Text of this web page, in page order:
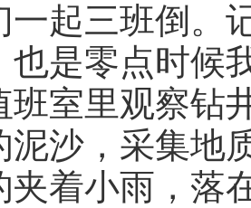
一起三班倒。
也是零点时
班室里观察钻
泥沙，采集地
夹着小雨，落